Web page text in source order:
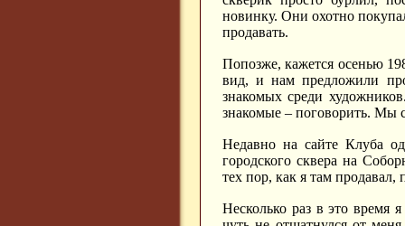
новинку. Они охотно
продавать.
Попозже, кажется осенью
вид, и нам предложили
знакомых среди
знакомые – поговорить. Мы
Недавно на сайте Клуба
городского сквера на
тех пор, как я там продавал,
Несколько раз в это время